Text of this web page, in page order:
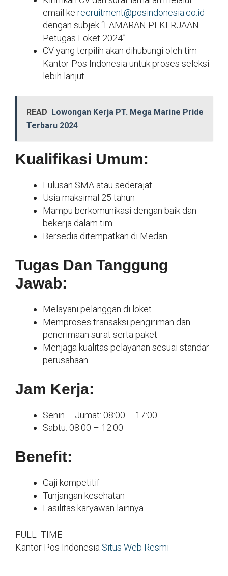
email ke recruitment@posindonesia.co.id
dengan subjek “LAMARAN PEKERJAAN
Petugas Loket 2024”
CV yang terpilih akan dihubungi oleh tim
Kantor Pos Indonesia untuk proses seleksi
lebih lanjut.
READ Lowongan Kerja PT. Mega Marine Pride
Terbaru 2024
Kualifikasi Umum:
Lulusan SMA atau sederajat
Usia maksimal 25 tahun
Mampu berkomunikasi dengan baik dan
bekerja dalam tim
Bersedia ditempatkan di Medan
Tugas Dan Tanggung
Jawab:
Melayani pelanggan di loket
Memproses transaksi pengiriman dan
penerimaan surat serta paket
Menjaga kualitas pelayanan sesuai standar
perusahaan
Jam Kerja:
Senin – Jumat: 08:00 – 17:00
Sabtu: 08:00 – 12:00
Benefit:
Gaji kompetitif
Tunjangan kesehatan
Fasilitas karyawan lainnya
FULL_TIME
Kantor Pos Indonesia Situs Web Resmi